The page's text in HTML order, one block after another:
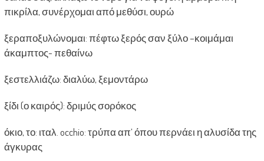
πικρίλα, συνέρχομαι από μεθύσι, ουρώ
ξεραποξυλώνομαι: πέφτω ξερός σαν ξύλο –κοιμάμαι
άκαμπτος- πεθαίνω
ξεστελλιάζω: διαλύω, ξεμοντάρω
ξίδι (ο καιρός): δριμύς σορόκος
όκιο, το: ιταλ. occhio: τρύπα απ’ όπου περνάει η αλυσίδα της
άγκυρας